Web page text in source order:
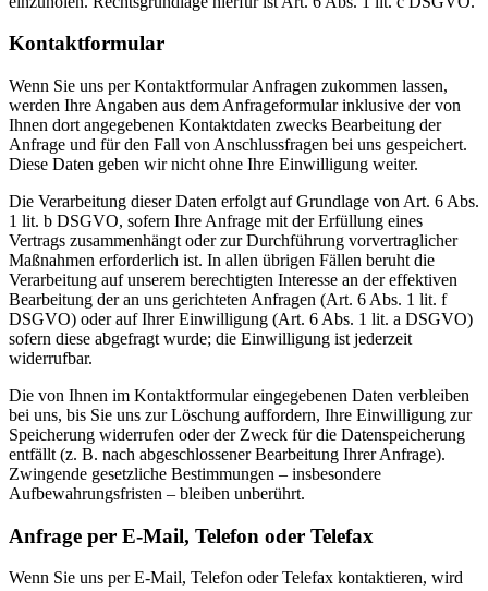
Kontaktformular
Wenn Sie uns per Kontaktformular Anfragen zukommen lassen,
werden Ihre Angaben aus dem Anfrageformular inklusive der von
Ihnen dort angegebenen Kontaktdaten zwecks Bearbeitung der
Anfrage und für den Fall von Anschlussfragen bei uns gespeichert.
Diese Daten geben wir nicht ohne Ihre Einwilligung weiter.
Die Verarbeitung dieser Daten erfolgt auf Grundlage von Art. 6 Abs.
1 lit. b DSGVO, sofern Ihre Anfrage mit der Erfüllung eines
Vertrags zusammenhängt oder zur Durchführung vorvertraglicher
Maßnahmen erforderlich ist. In allen übrigen Fällen beruht die
Verarbeitung auf unserem berechtigten Interesse an der effektiven
Bearbeitung der an uns gerichteten Anfragen (Art. 6 Abs. 1 lit. f
DSGVO) oder auf Ihrer Einwilligung (Art. 6 Abs. 1 lit. a DSGVO)
sofern diese abgefragt wurde; die Einwilligung ist jederzeit
widerrufbar.
Die von Ihnen im Kontaktformular eingegebenen Daten verbleiben
bei uns, bis Sie uns zur Löschung auffordern, Ihre Einwilligung zur
Speicherung widerrufen oder der Zweck für die Datenspeicherung
entfällt (z. B. nach abgeschlossener Bearbeitung Ihrer Anfrage).
Zwingende gesetzliche Bestimmungen – insbesondere
Aufbewahrungsfristen – bleiben unberührt.
Anfrage per E-Mail, Telefon oder Telefax
Wenn Sie uns per E-Mail, Telefon oder Telefax kontaktieren, wird